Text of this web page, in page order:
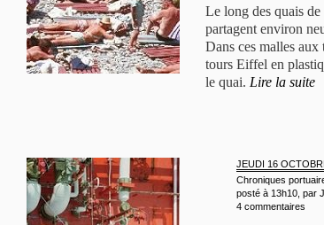
Le long des quais
partagent environ
Dans ces malles aux
tours Eiffel en
le quai. Lire la suite
JEUDI 16
Chroniques
posté à 13h10, par
4 commentaires